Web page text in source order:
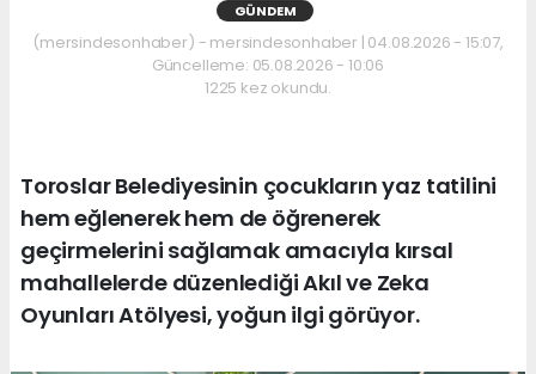
GÜNDEM
(mersindesonhaber) - mersindesonhaber | 04.08.2026 - 15:07,
Güncelleme: 05.08.2026 - 10:06
1225 kez okundu.
Toroslar Belediyesinin çocukların yaz tatilini
hem eğlenerek hem de öğrenerek
geçirmelerini sağlamak amacıyla kırsal
mahallelerde düzenlediği Akıl ve Zeka
Oyunları Atölyesi, yoğun ilgi görüyor.